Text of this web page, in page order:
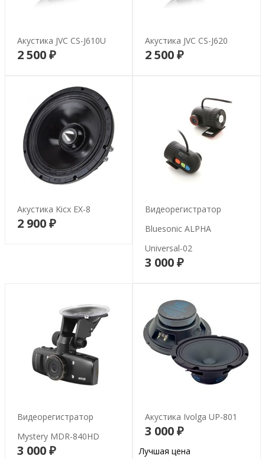
Акустика JVC CS-J610U
2 500 ₽В корзину
Акустика JVC CS-J620
2 500 ₽В корзину
Акустика Kicx EX-8
2 900 ₽В корзину
Видеорегистратор
Bluesonic ALPHA
Universal-02
3 000 ₽В корзину
Видеорегистратор
Mystery MDR-840HD
3 000 ₽В корзину
Акустика Ivolga UP-801
3 000 ₽
Лучшая цена